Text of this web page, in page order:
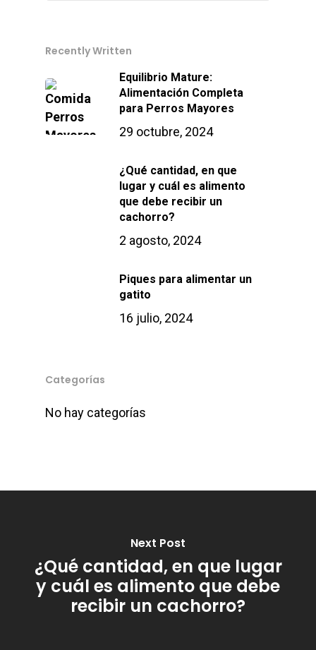
Recently Written
Equilibrio Mature:
Alimentación Completa
para Perros Mayores
29 octubre, 2024
¿Qué cantidad, en que
lugar y cuál es alimento
que debe recibir un
cachorro?
2 agosto, 2024
Piques para alimentar un
gatito
16 julio, 2024
Categorías
No hay categorías
Next Post
¿Qué cantidad, en que lugar
y cuál es alimento que debe
recibir un cachorro?